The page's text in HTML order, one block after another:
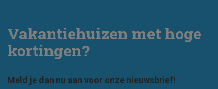
Vakantiehuizen met hoge
kortingen?
Meld je dan nu aan voor onze nieuwsbrief!